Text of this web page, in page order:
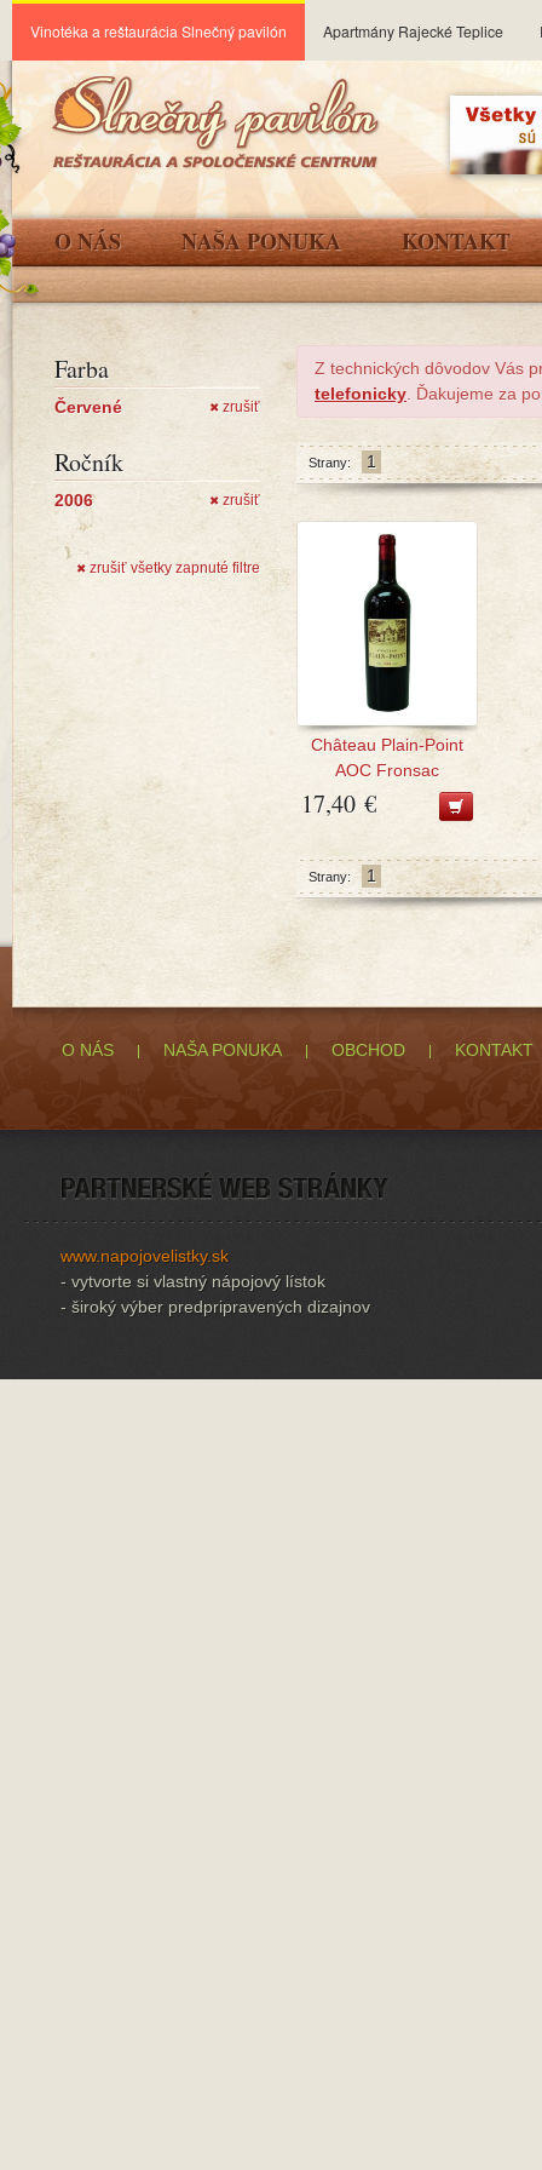
Vinotéka a reštaurácia Slnečný pavilón Apartmány Rajecké Teplice
O NÁS NAŠA PONUKA KONTAKT
Farba
Červené ✖ zrušiť
Ročník
2006 ✖ zrušiť
✖ zrušiť všetky zapnuté filtre
Z technických dôvodov Vás
telefonicky . Ďakujeme za
Strany: 1
Château Plain-Point
AOC Fronsac
17,40 €
Strany: 1
O NÁS NAŠA PONUKA OBCHOD KONTAKT
www.napojovelistky.sk
- vytvorte si vlastný nápojový lístok
- široký výber predpripravených dizajnov